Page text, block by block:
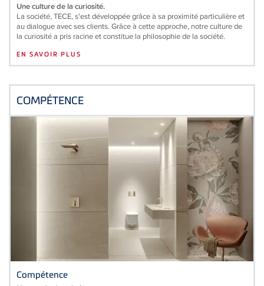
Une culture de la curiosité.
La société, TECE, s'est développée grâce à sa proximité particulière et
au dialogue avec ses clients. Grâce à cette approche, notre culture de
la curiosité a pris racine et constitue la philosophie de la société.
EN SAVOIR PLUS
COMPÉTENCE
Compétence